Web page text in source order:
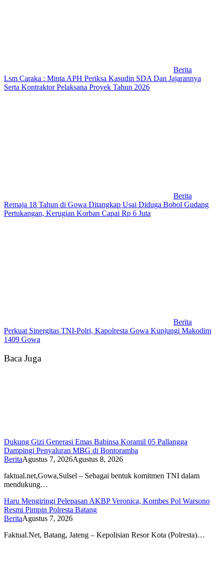
Berita
Lsm Caraka : Minta APH Periksa Kasudin SDA Dan Jajarannya
Serta Kontraktor Pelaksana Proyek Tahun 2026
Berita
Remaja 18 Tahun di Gowa Ditangkap Usai Diduga Bobol Gudang
Pertukangan, Kerugian Korban Capai Rp 6 Juta
Berita
Perkuat Sinergitas TNI-Polri, Kapolresta Gowa Kunjungi Makodim
1409 Gowa
Baca Juga
Dukung Gizi Generasi Emas Babinsa Koramil 05 Pallangga
Dampingi Penyaluran MBG di Bontoramba
BeritaAgustus 7, 2026Agustus 8, 2026
faktual.net,Gowa,Sulsel – Sebagai bentuk komitmen TNI dalam
mendukung…
Haru Mengiringi Pelepasan AKBP Veronica, Kombes Pol Warsono
Resmi Pimpin Polresta Batang
BeritaAgustus 7, 2026
Faktual.Net, Batang, Jateng – Kepolisian Resor Kota (Polresta)…